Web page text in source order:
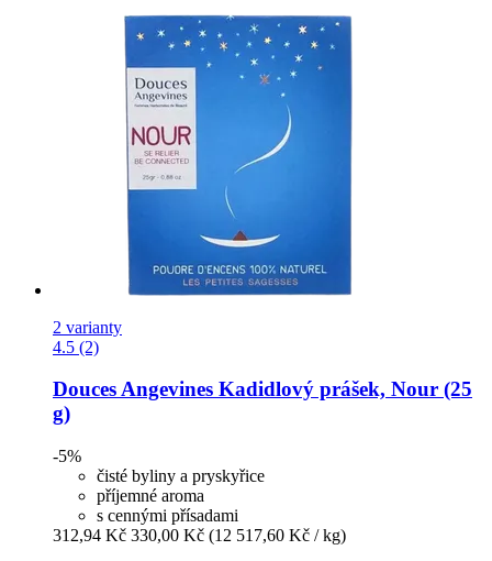
2 varianty
4.5 (2)
Douces Angevines Kadidlový prášek, Nour (25
g)
-5%
čisté byliny a pryskyřice
příjemné aroma
s cennými přísadami
312,94 Kč 330,00 Kč (12 517,60 Kč / kg)